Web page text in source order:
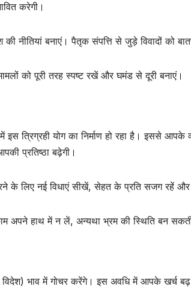
करेगी।
नीतियां बनाएं। पैतृक संपत्ति से जुड़े विवादों को
को पूरी तरह स्पष्ट रखें और घमंड से दूरी बनाएं।
त्रिग्रही योग का निर्माण हो रहा है। इससे
प्रतिष्ठा बढ़ेगी।
के लिए नई विधाएं सीखें, सेहत के प्रति सजग रहें और
अपने हाथ में न लें, अन्यथा भ्रम की स्थिति बन
भाव में गोचर करेंगे। इस अवधि में आपके खर्च